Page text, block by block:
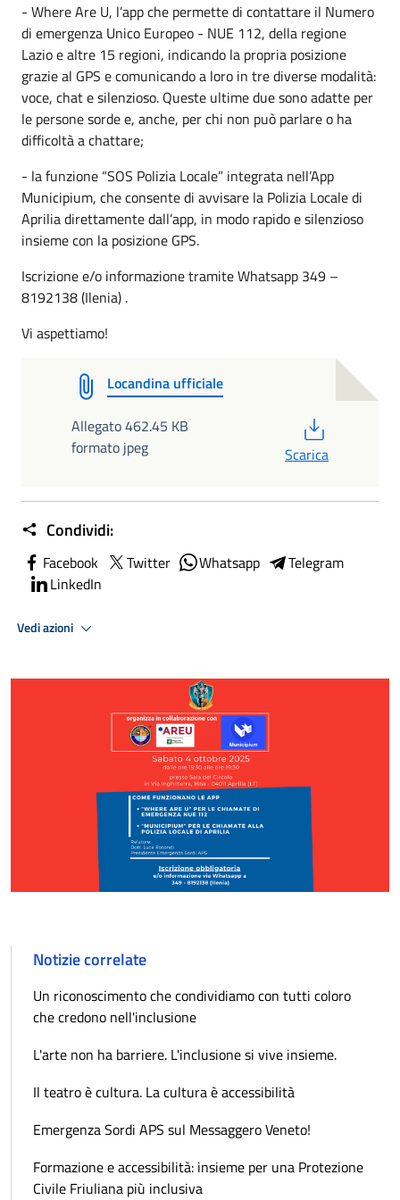
- Where Are U, l’app che permette di contattare il Numero
di emergenza Unico Europeo - NUE 112, della regione
Lazio e altre 15 regioni, indicando la propria posizione
grazie al GPS e comunicando a loro in tre diverse modalità:
voce, chat e silenzioso. Queste ultime due sono adatte per
le persone sorde e, anche, per chi non può parlare o ha
difficoltà a chattare;
- la funzione “SOS Polizia Locale” integrata nell’App
Municipium, che consente di avvisare la Polizia Locale di
Aprilia direttamente dall’app, in modo rapido e silenzioso
insieme con la posizione GPS.
Iscrizione e/o informazione tramite Whatsapp 349 –
8192138 (Ilenia) .
Vi aspettiamo!
Locandina ufficiale
Allegato 462.45 KB
formato jpeg
Scarica
Condividi:
Facebook Twitter Whatsapp
Telegram
LinkedIn
Vedi azioni
Notizie correlate
Un riconoscimento che condividiamo con tutti coloro
che credono nell'inclusione
L'arte non ha barriere. L'inclusione si vive insieme.
Il teatro è cultura. La cultura è accessibilità
Emergenza Sordi APS sul Messaggero Veneto!
Formazione e accessibilità: insieme per una Protezione
Civile Friuliana più inclusiva